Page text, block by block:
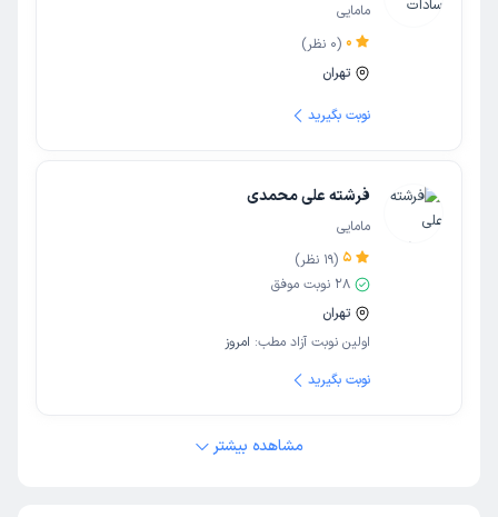
مامایی
0
(
0 نظر)
تهران
نوبت بگیرید
فرشته علی محمدی
مامایی
5
(
19 نظر)
28 نوبت موفق
تهران
اولین نوبت آزاد مطب: امروز
نوبت بگیرید
مشاهده بیشتر